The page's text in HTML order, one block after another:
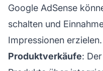
Google AdSense
schalten und
Impressionen erzielen.
Produktverkäufe: